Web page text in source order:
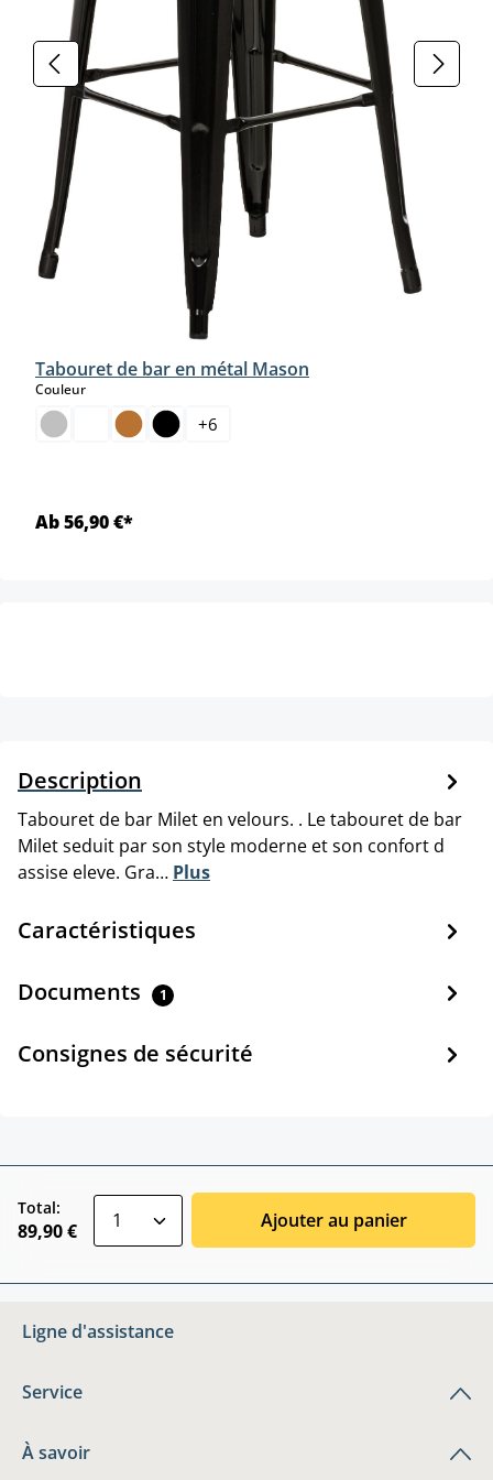
Tabouret de bar en métal Mason
Couleurselect
+6
Ab 56,90 €*
Description
Tabouret de bar Milet en velours. . Le tabouret de bar
Milet seduit par son style moderne et son confort d
assise eleve. Gra… Plus
Caractéristiques
Documents 1
Consignes de sécurité
Total:
89,90 € Ajouter au panier
Ligne d'assistance
Service
À savoir